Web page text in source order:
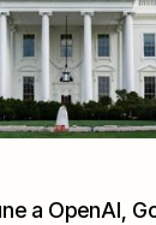
a OpenAI,